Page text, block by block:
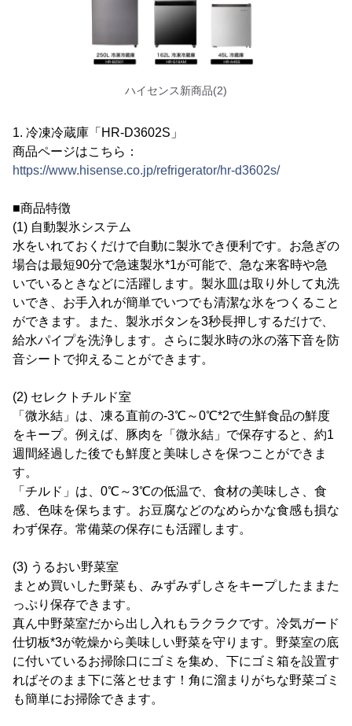
ハイセンス新商品(2)
1. 冷凍冷蔵庫「HR-D3602S」
商品ページはこちら：
https://www.hisense.co.jp/refrigerator/hr-d3602s/
■商品特徴
(1) 自動製氷システム
水をいれておくだけで自動に製氷でき便利です。お急ぎの
場合は最短90分で急速製氷*1が可能で、急な来客時や急
いでいるときなどに活躍します。製氷皿は取り外して丸洗
いでき、お手入れが簡単でいつでも清潔な氷をつくること
ができます。また、製氷ボタンを3秒長押しするだけで、
給水パイプを洗浄します。さらに製氷時の氷の落下音を防
音シートで抑えることができます。
(2) セレクトチルド室
「微氷結」は、凍る直前の-3℃～0℃*2で生鮮食品の鮮度
をキープ。例えば、豚肉を「微氷結」で保存すると、約1
週間経過した後でも鮮度と美味しさを保つことができま
す。
「チルド」は、0℃～3℃の低温で、食材の美味しさ、食
感、色味を保ちます。お豆腐などのなめらかな食感も損な
わず保存。常備菜の保存にも活躍します。
(3) うるおい野菜室
まとめ買いした野菜も、みずみずしさをキープしたままた
っぷり保存できます。
真ん中野菜室だから出し入れもラクラクです。冷気ガード
仕切板*3が乾燥から美味しい野菜を守ります。野菜室の底
に付いているお掃除口にゴミを集め、下にゴミ箱を設置す
ればそのまま下に落とせます！角に溜まりがちな野菜ゴミ
も簡単にお掃除できます。